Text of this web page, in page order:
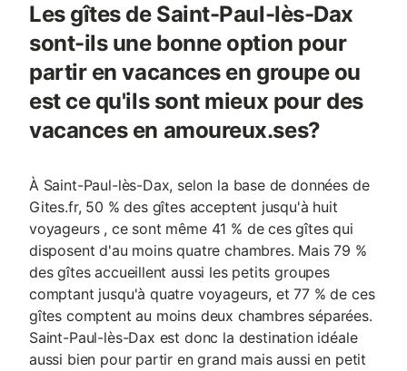
Les gîtes de Saint-Paul-lès-Dax
sont-ils une bonne option pour
partir en vacances en groupe ou
est ce qu'ils sont mieux pour des
vacances en amoureux.ses?
À Saint-Paul-lès-Dax, selon la base de données de
Gites.fr, 50 % des gîtes acceptent jusqu'à huit
voyageurs , ce sont même 41 % de ces gîtes qui
disposent d'au moins quatre chambres. Mais 79 %
des gîtes accueillent aussi les petits groupes
comptant jusqu'à quatre voyageurs, et 77 % de ces
gîtes comptent au moins deux chambres séparées.
Saint-Paul-lès-Dax est donc la destination idéale
aussi bien pour partir en grand mais aussi en petit